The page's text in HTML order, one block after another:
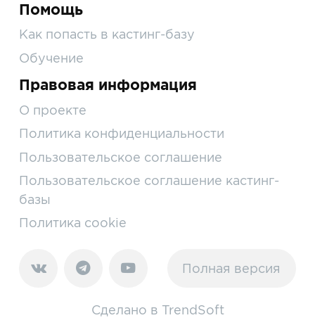
Помощь
Как попасть в кастинг-базу
Обучение
Правовая информация
О проекте
Политика конфиденциальности
Пользовательское соглашение
Пользовательское соглашение кастинг-
базы
Политика cookie
Полная версия
Сделано в TrendSoft